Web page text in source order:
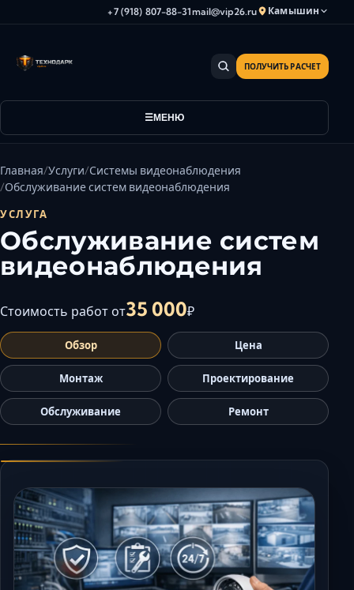
+7 (918) 807-88-31mail@vip26.ru Камышин
Анапа
Владикавказ
Грозный
Керчь
Кисловодск
Майкоп
Минеральные
Назрань
Нальчик
Новороссийск
МЕНЮ
ПОЛУЧИТЬ РАСЧЕТ
Главная Услуги Системы видеонаблюдения
Обслуживание систем видеонаблюдения
УСЛУГА
Обслуживание систем
видеонаблюдения
Стоимость работ от35 000₽
Обзор Цена
Монтаж Проектирование
Обслуживание Ремонт